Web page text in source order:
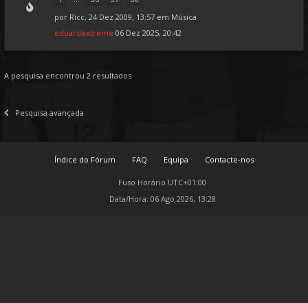
por Ricc, 24 Dez 2009, 13:57 em Música
eduardextreme 06 Dez 2025, 20:42
A pesquisa encontrou 2 resultados
Pesquisa avançada
Índice do Fórum FAQ Equipa Contacte-nos
Fuso Horário UTC+01:00
Data/Hora: 06 Ago 2026, 13:28